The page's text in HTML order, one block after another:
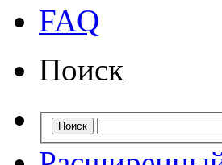
FAQ
Поиск